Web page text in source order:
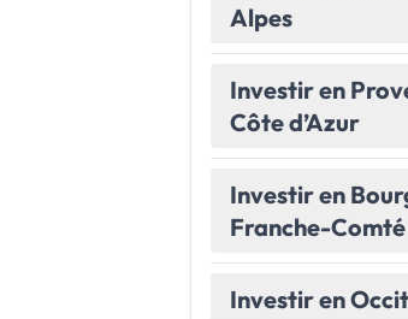
Toutes les villes
Alpes
Investir en
Côte d’Azur
Investir en
Franche-Comté
Investir en